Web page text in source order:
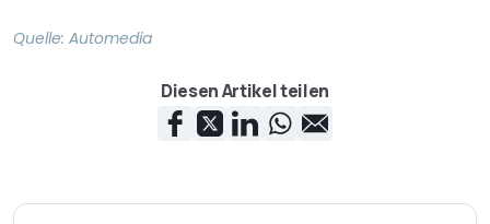
Quelle: Automedia
Diesen Artikel teilen